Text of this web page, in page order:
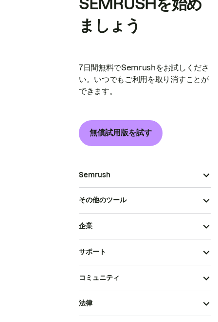
SEMRUSHを始め
ましょう
7日間無料でSemrushをお試しくださ
い。いつでもご利用を取り消すことが
できます。
無償試用版を試す
Semrush
その他のツール
企業
サポート
コミュニティ
法律